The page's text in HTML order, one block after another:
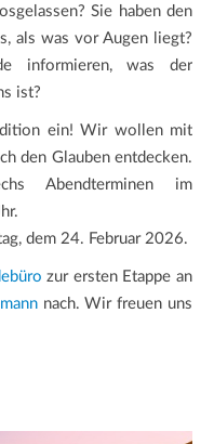
Sie haben den
als was vor Augen liegt?
informieren, was der
ist?
ein! Wir wollen mit
den Glauben entdecken.
Abendterminen im
dem 24. Februar 2026.
zur ersten Etappe an
nach. Wir freuen uns